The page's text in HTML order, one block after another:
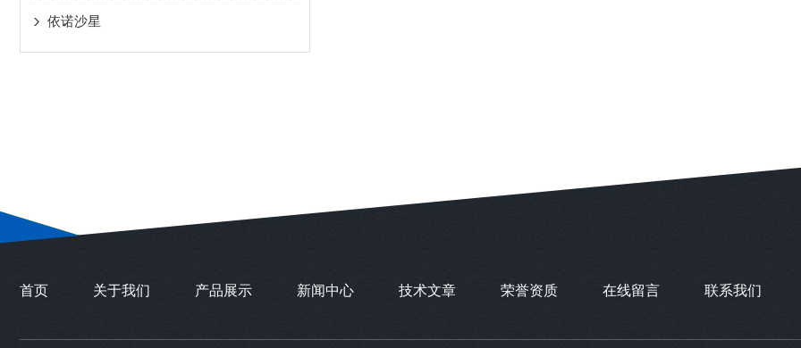
依诺沙星
首页 关于我们 产品展示 新闻中心 技术文章 荣誉资质 在线留言 联系我们